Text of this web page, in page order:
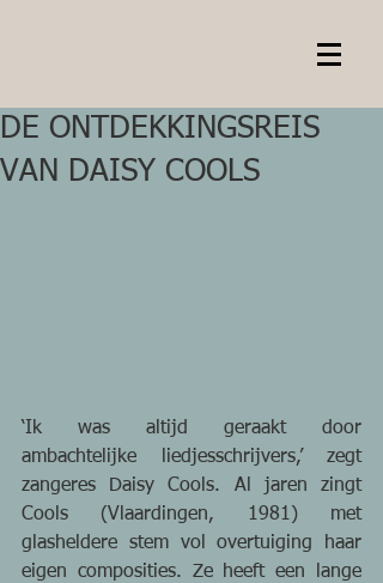
DE ONTDEKKINGSREIS
VAN DAISY COOLS
‘Ik was altijd geraakt door
ambachtelijke liedjesschrijvers,’ zegt
zangeres Daisy Cools. Al jaren zingt
Cools (Vlaardingen, 1981) met
glasheldere stem vol overtuiging haar
eigen composities. Ze heeft een lange